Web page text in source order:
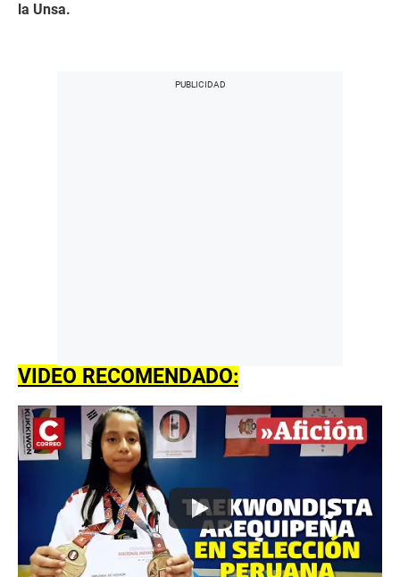
la Unsa.
VIDEO RECOMENDADO: